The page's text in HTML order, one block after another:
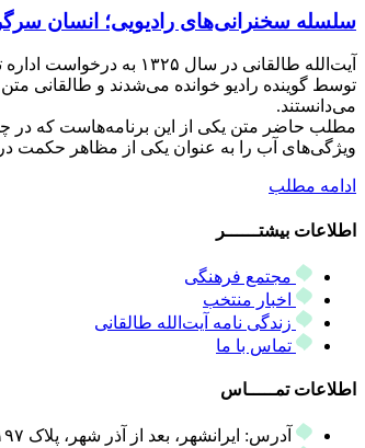
سلسله سخنرانی‌های رادیویی؛ انسان
توسط گوینده رادیو خوانده می‌شدند و طالقانی
می‌دانستند.
ویژگی‌های آب را به عنوان یکی از مظاهر حکمت
ادامه مطلب
اطلاعات بیشتــــــر
مجتمع فرهنگی
اخبار منتخب
زندگی نامه آیت‌الله طالقانی
تماس با ما
اطلاعات تمـــــاس
آدرس: ایرانشهر، بعد از آذر شهر، پلاک ۱۹۷، طبقه ۶